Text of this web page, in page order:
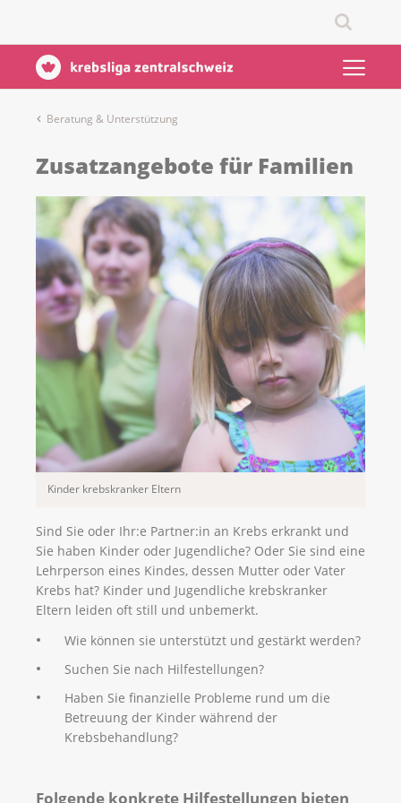
Beratung & Unterstützung
Zusatzangebote für Familien
Kinder krebskranker Eltern
Sind Sie oder Ihr:e Partner:in an Krebs erkrankt und
Sie haben Kinder oder Jugendliche? Oder Sie sind eine
Lehrperson eines Kindes, dessen Mutter oder Vater
Krebs hat? Kinder und Jugendliche krebskranker
Eltern leiden oft still und unbemerkt.
Wie können sie unterstützt und gestärkt werden?
Suchen Sie nach Hilfestellungen?
Haben Sie finanzielle Probleme rund um die
Betreuung der Kinder während der
Krebsbehandlung?
Folgende konkrete Hilfestellungen bieten